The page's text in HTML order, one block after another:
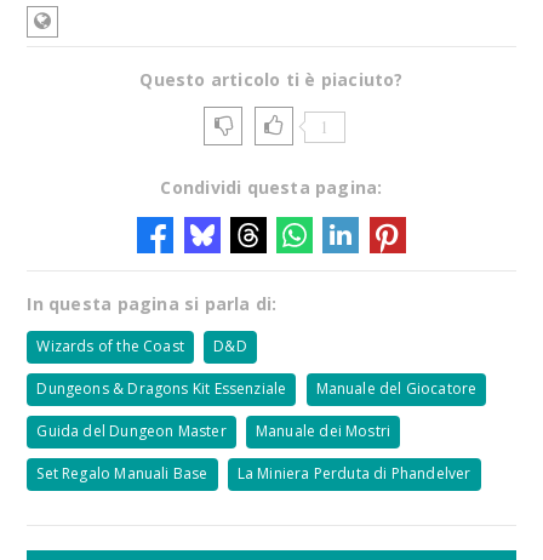
Questo articolo ti è piaciuto?
1
Condividi questa pagina:
In questa pagina si parla di:
Wizards of the Coast D&D
Dungeons & Dragons Kit Essenziale Manuale del Giocatore
Guida del Dungeon Master Manuale dei Mostri
Set Regalo Manuali Base La Miniera Perduta di Phandelver